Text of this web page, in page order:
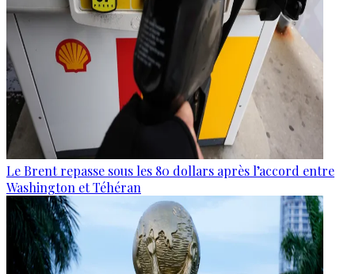
Le Brent repasse sous les 80 dollars après l’accord entre
Washington et Téhéran